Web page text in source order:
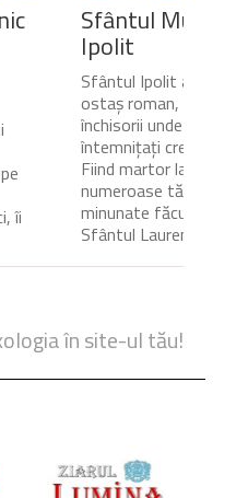
îi
Sfântul Mucenic
Ipolit
Sfântul Ipolit a fost
ostaș roman, gardian
închisorii unde erau
întemnițați creștinii.
Fiind martor la
numeroase tămăduiri
minunate făcute de
Sfântul Laurențiu,...
în site-ul tău!